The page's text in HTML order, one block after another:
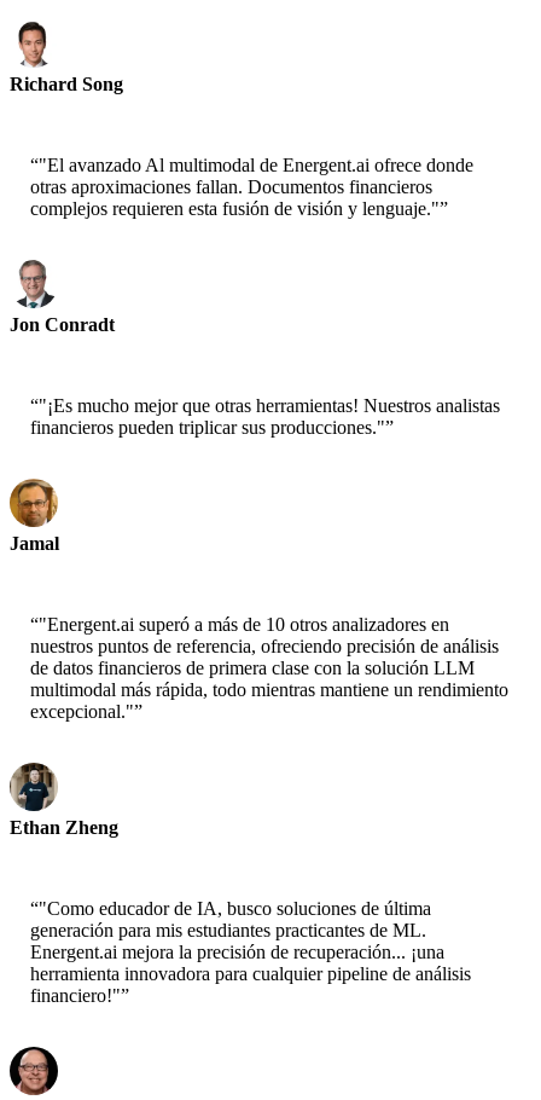
Richard Song
“"El avanzado Al multimodal de Energent.ai ofrece donde
otras aproximaciones fallan. Documentos financieros
complejos requieren esta fusión de visión y lenguaje."”
Jon Conradt
“"¡Es mucho mejor que otras herramientas! Nuestros analistas
financieros pueden triplicar sus producciones."”
Jamal
“"Energent.ai superó a más de 10 otros analizadores en
nuestros puntos de referencia, ofreciendo precisión de análisis
de datos financieros de primera clase con la solución LLM
multimodal más rápida, todo mientras mantiene un rendimiento
excepcional."”
Ethan Zheng
“"Como educador de IA, busco soluciones de última
generación para mis estudiantes practicantes de ML.
Energent.ai mejora la precisión de recuperación... ¡una
herramienta innovadora para cualquier pipeline de análisis
financiero!"”